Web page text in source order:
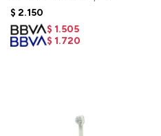
$ 2.150
$ 1.505
$ 1.720